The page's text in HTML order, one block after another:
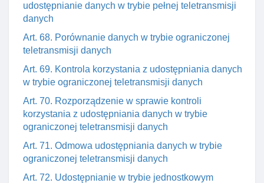
udostępnianie danych w trybie pełnej teletransmisji
danych
Art. 68. Porównanie danych w trybie ograniczonej
teletransmisji danych
Art. 69. Kontrola korzystania z udostępniania danych
w trybie ograniczonej teletransmisji danych
Art. 70. Rozporządzenie w sprawie kontroli
korzystania z udostępniania danych w trybie
ograniczonej teletransmisji danych
Art. 71. Odmowa udostępniania danych w trybie
ograniczonej teletransmisji danych
Art. 72. Udostępnianie w trybie jednostkowym